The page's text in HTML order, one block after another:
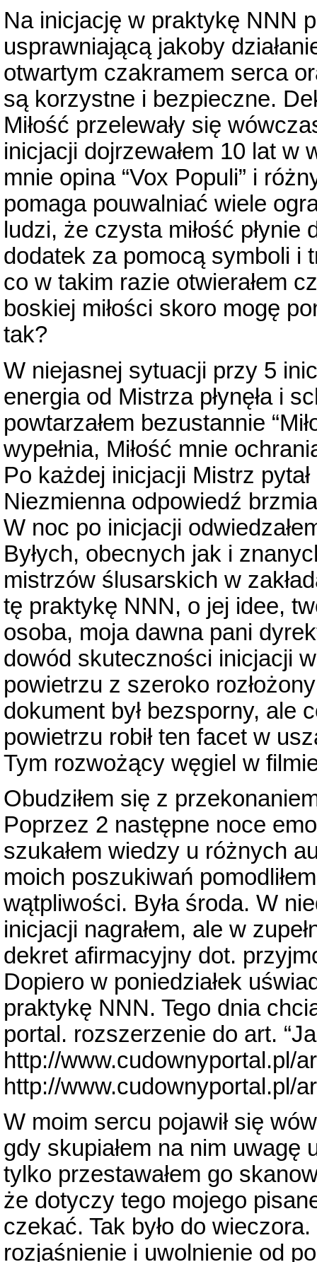
Na inicjację w praktykę NNN
usprawniającą jakoby
otwartym czakramem serca
są korzystne i bezpieczne.
Miłość przelewały się
inicjacji dojrzewałem 10 lat w
mnie opina “Vox Populi” i
pomaga pouwalniać wiele
ludzi, że czysta miłość
dodatek za pomocą symboli i
co w takim razie otwierałem
boskiej miłości skoro mogę
tak?
W niejasnej sytuacji przy 5
energia od Mistrza płynęła i
powtarzałem bezustannie
wypełnia, Miłość mnie
Po każdej inicjacji Mistrz
Niezmienna odpowiedź
W noc po inicjacji
Byłych, obecnych jak i
mistrzów ślusarskich w
tę praktykę NNN, o jej idee,
osoba, moja dawna pani
dowód skuteczności inicjacji
powietrzu z szeroko
dokument był bezsporny, ale
powietrzu robił ten facet w
Tym rozwożący węgiel w
Obudziłem się z
Poprzez 2 następne noce
szukałem wiedzy u różnych
moich poszukiwań
wątpliwości. Była środa. W
inicjacji nagrałem, ale w
dekret afirmacyjny dot.
Dopiero w poniedziałek
praktykę NNN. Tego dnia
portal. rozszerzenie do art.
http://www.cudownyportal.pl/
http://www.cudownyportal.pl/
W moim sercu pojawił się
gdy skupiałem na nim uwagę
tylko przestawałem go
że dotyczy tego mojego
czekać. Tak było do
rozjaśnienie i uwolnienie od